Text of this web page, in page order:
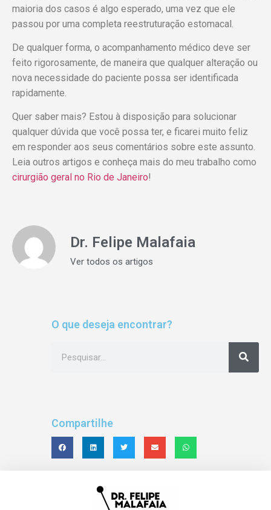
maioria dos casos é algo esperado, uma vez que ele
passou por uma completa reestruturação estomacal.
De qualquer forma, o acompanhamento médico deve ser
feito rigorosamente, de maneira que qualquer alteração ou
nova necessidade do paciente possa ser identificada
rapidamente.
Quer saber mais? Estou à disposição para solucionar
qualquer dúvida que você possa ter, e ficarei muito feliz
em responder aos seus comentários sobre este assunto.
Leia outros artigos e conheça mais do meu trabalho como
cirurgião geral no Rio de Janeiro!
Dr. Felipe Malafaia
Ver todos os artigos
O que deseja encontrar?
Compartilhe